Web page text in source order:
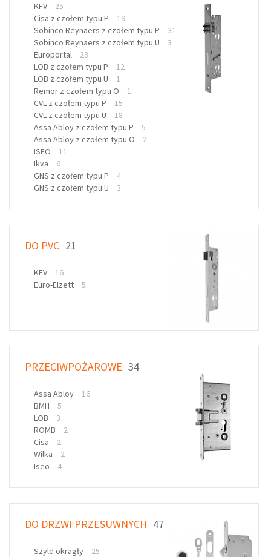
KFV
25
Cisa z czołem typu P
19
Sobinco Reynaers z czołem typu P
31
Sobinco Reynaers z czołem typu U
3
Europortal
23
LOB z czołem typu P
12
LOB z czołem typu U
1
Remor z czołem typu O
1
CVL z czołem typu P
15
CVL z czołem typu U
18
Assa Abloy z czołem typu P
5
Assa Abloy z czołem typu O
2
ISEO
11
Ikva
6
GNS z czołem typu P
4
GNS z czołem typu U
3
DO PVC 21
KFV
16
Euro-Elzett
5
PRZECIWPOŻAROWE 34
Assa Abloy
16
BMH
5
LOB
3
ROMB
2
Cisa
2
Wilka
2
Iseo
4
DO DRZWI PRZESUWNYCH 47
Szyld okragły
25